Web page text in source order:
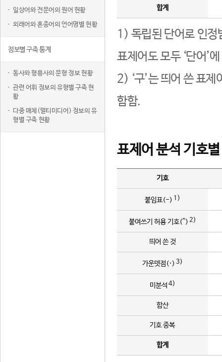
일상어와 전문어의 원어 현황
외래어와 혼종어의 언어명별 현황
정보별 구축 통계
동사와 형용사의 문형 정보 현황
관련 어휘 정보의 유형별 구축 현
황
다중 매체(멀티미디어) 정보의 유
형별 구축 현황
합계
1) 독립된 단어로 인정
표제어도 모두 ‘단어’
2) ‘구’는 띄어 쓴 표
함함.
표제어 분석 기호
기호
붙임표(-) 1)
붙여쓰기 허용 기호(^) 2)
띄어 쓴 것
가운뎃점(·) 3)
미분석 4)
합산
기호 중복
합계